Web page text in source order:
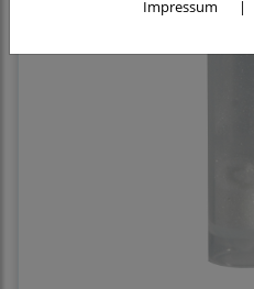
Impressum |